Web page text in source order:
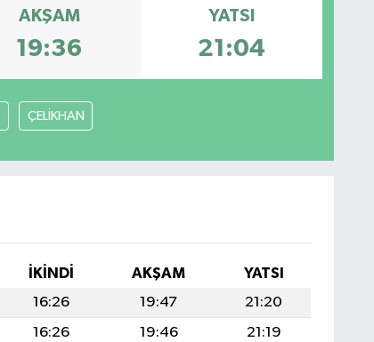
AKŞAM
19:36
YATSI
21:04
ÇELİKHAN
İKINDI AKŞAM
YATSI
16:26 19:47
21:20
16:26 19:46
21:19